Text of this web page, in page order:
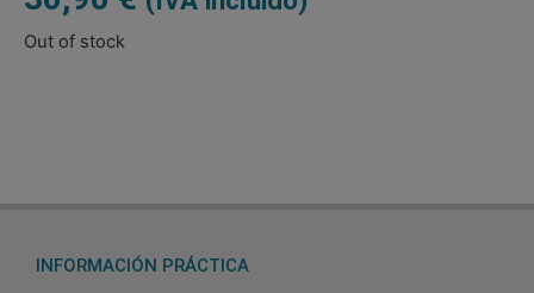
Out of stock
INFORMACIÓN PRÁCTICA